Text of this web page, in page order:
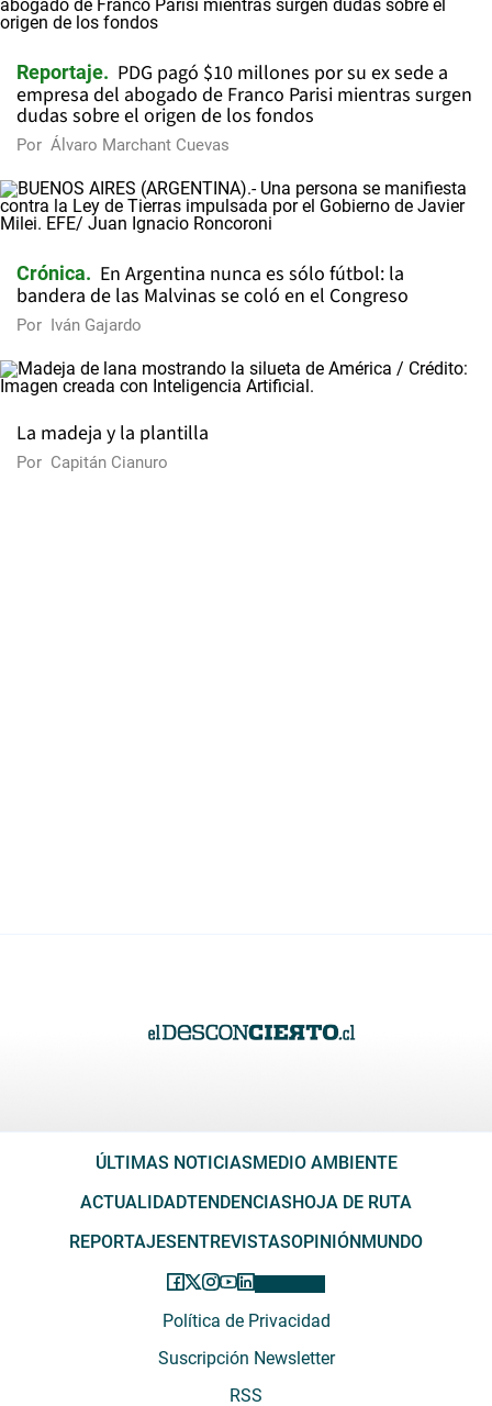
Reportaje
PDG pagó $10 millones por su ex sede a
empresa del abogado de Franco Parisi mientras surgen
dudas sobre el origen de los fondos
Por Álvaro Marchant Cuevas
Crónica
En Argentina nunca es sólo fútbol: la
bandera de las Malvinas se coló en el Congreso
Por Iván Gajardo
La madeja y la plantilla
Por Capitán Cianuro
ÚLTIMAS NOTICIASMEDIO AMBIENTE
ACTUALIDADTENDENCIASHOJA DE RUTA
REPORTAJESENTREVISTASOPINIÓNMUNDO
Política de Privacidad
Suscripción Newsletter
RSS